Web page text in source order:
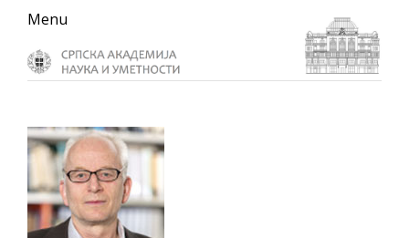
Skip
primary
navigation
Skip
main
content
Skip
primary
sidebar
Menu